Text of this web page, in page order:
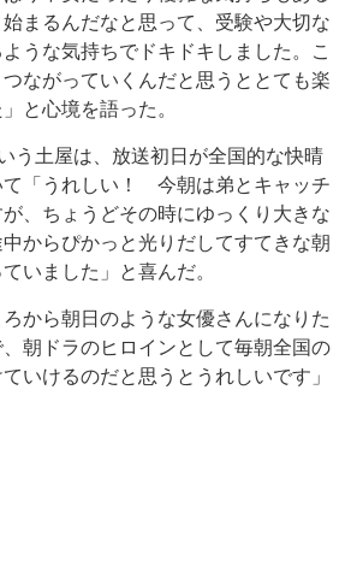
まるんだなと思って、受験や大切な
うな気持ちでドキドキしました。こ
ながっていくんだと思うととても楽
と心境を語った。
う土屋は、放送初日が全国的な快晴
て「うれしい！ 今朝は弟とキャッチ
、ちょうどその時にゆっくり大きな
からぴかっと光りだしてすてきな朝
いました」と喜んだ。
から朝日のような女優さんになりた
朝ドラのヒロインとして毎朝全国の
いけるのだと思うとうれしいです」